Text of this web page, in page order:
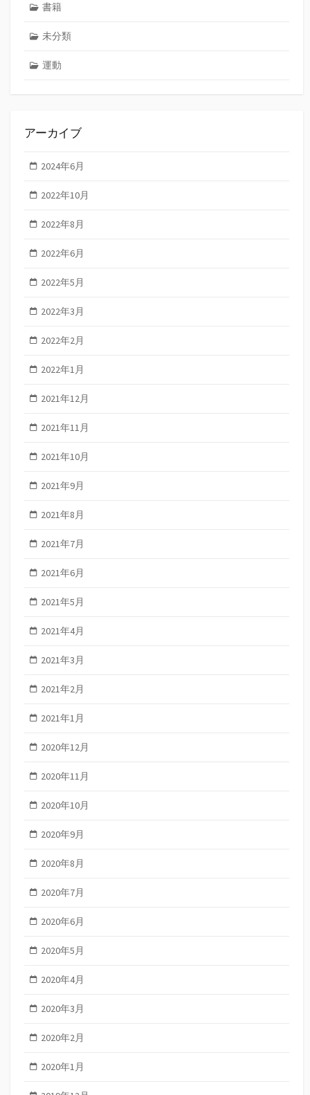
書籍
未分類
運動
アーカイブ
2024年6月
2022年10月
2022年8月
2022年6月
2022年5月
2022年3月
2022年2月
2022年1月
2021年12月
2021年11月
2021年10月
2021年9月
2021年8月
2021年7月
2021年6月
2021年5月
2021年4月
2021年3月
2021年2月
2021年1月
2020年12月
2020年11月
2020年10月
2020年9月
2020年8月
2020年7月
2020年6月
2020年5月
2020年4月
2020年3月
2020年2月
2020年1月